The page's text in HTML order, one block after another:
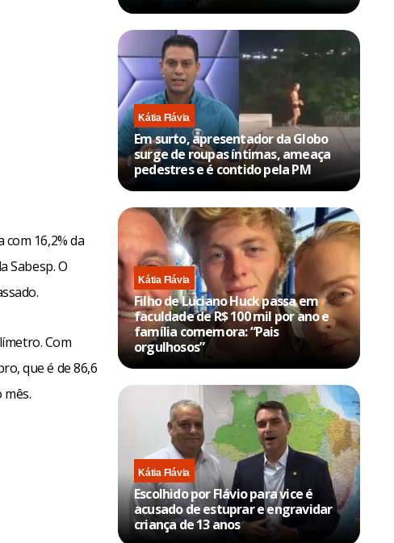
16,2% da
Sabesp. O
Com
que é de 86,6
mês.
Kátia Flávia
Em surto, apresentador da Globo
surge de roupas íntimas, ameaça
pedestres e é contido pela PM
Kátia Flávia
Filho de Luciano Huck passa em
faculdade de R$ 100 mil por ano e
família comemora: “Pais
orgulhosos”
Kátia Flávia
Escolhido por Flávio para vice é
acusado de estuprar e engravidar
criança de 13 anos